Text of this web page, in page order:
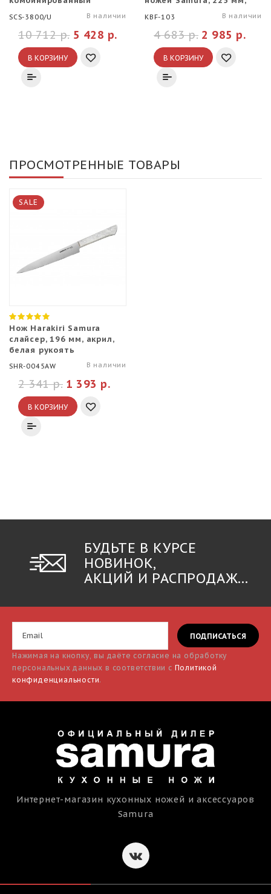
Samura 3000#/8000#
SCS-3800/U В наличии
5 428 р.
10 712 р.
В КОРЗИНУ
KBF-103 В наличии
2 985 р.
4 683 р.
В КОРЗИНУ
ПРОСМОТРЕННЫЕ ТОВАРЫ
SALE
Нож Harakiri Samura
слайсер, 196 мм, акрил,
белая рукоять
SHR-0045AW В наличии
1 393 р.
2 341 р.
В КОРЗИНУ
БУДЬТЕ В КУРСЕ
НОВИНОК,
АКЦИЙ И РАСПРОДАЖ...
Нажимая на кнопку, вы даёте согласие на обработку
персональных данных в соответствии с Политикой
конфиденциальности.
Интернет-магазин кухонных ножей и аксессуаров
Samura